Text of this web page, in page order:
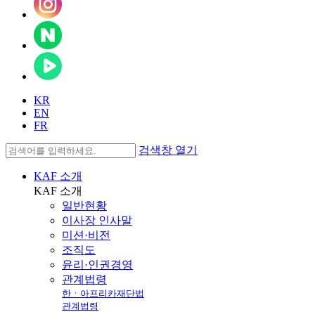
KR
EN
FR
검색창 열기
KAF 소개
KAF 소개
일반현황
이사장 인사말
미션·비전
조직도
윤리·인권경영
관계법령
한ㆍ아프리카재단법
관계법령